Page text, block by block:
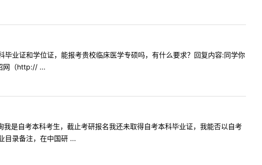
业证和学位证，能报考贵校临床医学专硕吗，有什么要求？回复内容:同学你
网（http:// ...
是自考本科考生，截止考研报名我还未取得自考本科毕业证，我能否以自考
目录备注，在中国研 ...